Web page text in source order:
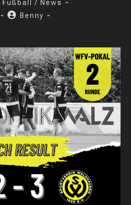
Fußball / News
Beitrags-
Benny